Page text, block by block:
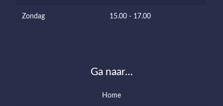
Zondag 15.00 - 17.00
Ga naar…
Home